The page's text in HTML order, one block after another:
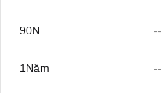
90N --
1Năm --